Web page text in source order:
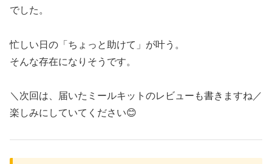
でした。
忙しい日の「ちょっと助けて」が叶う。
そんな存在になりそうです。
＼次回は、届いたミールキットのレビューも書きますね／
楽しみにしていてください😊